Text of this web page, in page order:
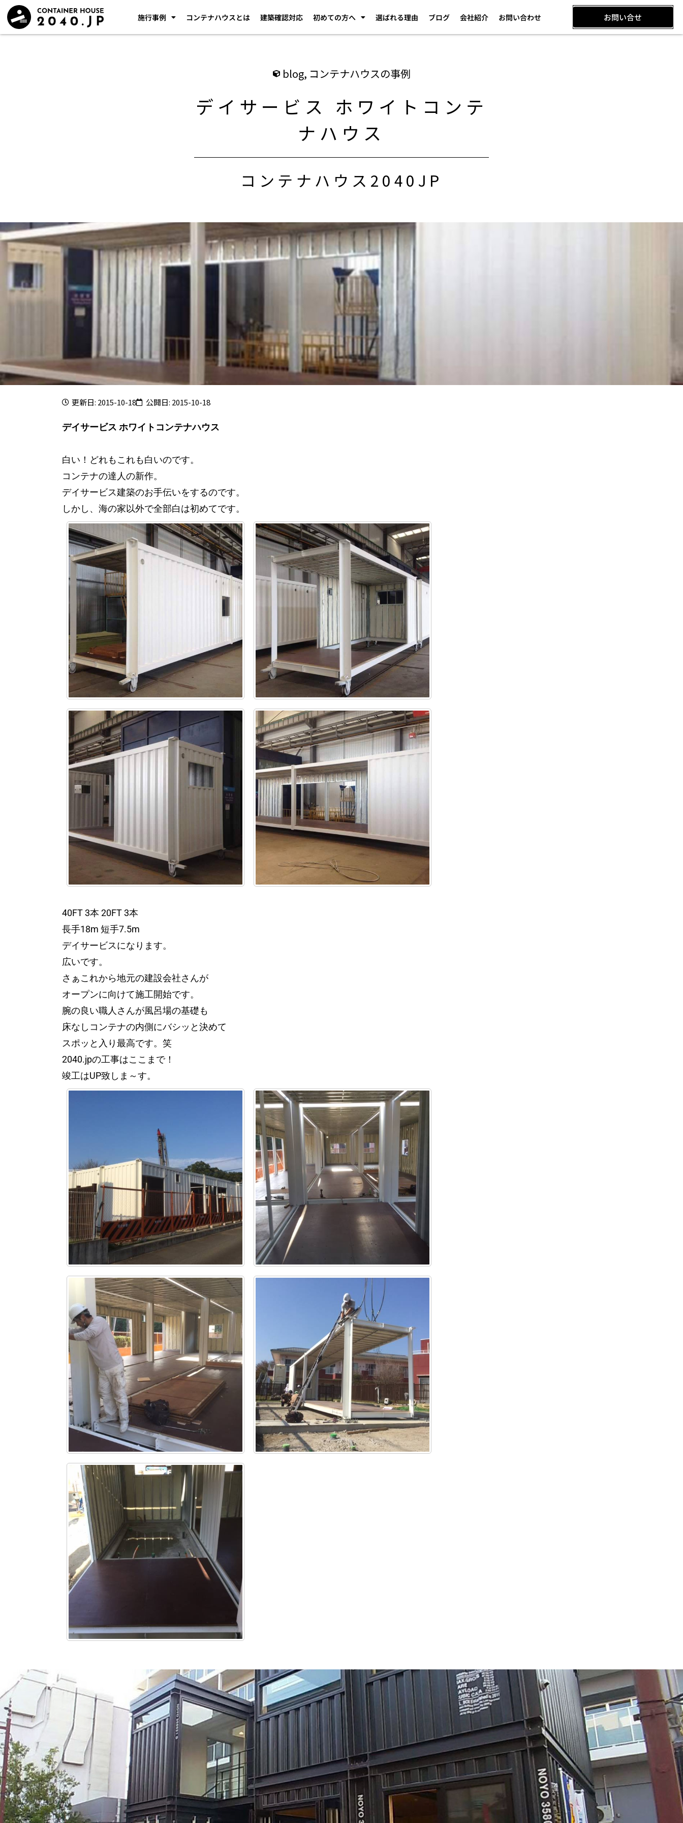
施行事例 コンテナハウスとは 建築確認対応 初めての方へ 選ばれる理由 ブログ 会社紹介 お問い合わせ お問い合せ
blog, コンテナハウスの事例
デイサービス ホワイトコンテ
ナハウス
コンテナハウス2040JP
更新日: 2015-10-18 公開日: 2015-10-18
デイサービス ホワイトコンテナハウス
白い！どれもこれも白いのです。
コンテナの達人の新作。
デイサービス建築のお手伝いをするのです。
しかし、海の家以外で全部白は初めてです。
40FT 3本 20FT 3本
長手18m 短手7.5m
デイサービスになります。
広いです。
さぁこれから地元の建設会社さんが
オープンに向けて施工開始です。
腕の良い職人さんが風呂場の基礎も
床なしコンテナの内側にバシッと決めて
スポッと入り最高です。笑
2040.jpの工事はここまで！
竣工はUP致しま～す。